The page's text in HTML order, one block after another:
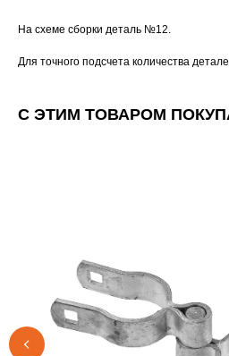
На схеме сборки деталь №12.
Для точного подсчета количества
С ЭТИМ ТОВАРОМ